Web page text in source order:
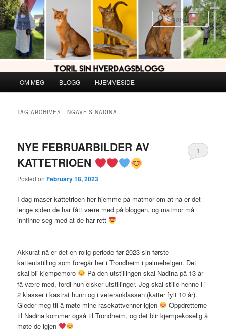
Skip
to
primary
content
Skip
to
secondary
content
OM MEG BLOGG HJEMMESIDE
TAG ARCHIVES: INGAVE’S NADINA
NYE FEBRUARBILDER AV
KATTETRIOEN
Posted onFebruary 18, 2023
1
I dag maser kattetrioen her hjemme på matmor om at nå er det
lenge siden de har fått være med på bloggen, og matmor må
innfinne seg med at de har rett
Akkurat nå er det en rolig periode før 2023 sin første
katteutstilling som foregår her i Trondheim i palmehelgen. Det
skal bli kjempemoro
På den utstillingen skal Nadina på 13 år
få være med, fordi hun elsker utstillinger. Jeg skal stille henne i i
2 klasser i kastrat hunn og i veteranklassen (katter fylt 10 år).
Gleder meg til å møte mine rasekattvenner igjen
Oppdretterne
til Nadina kommer også til Trondheim, og det blir kjempekoselig å
møte de igjen